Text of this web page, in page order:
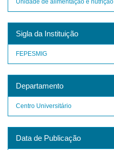
Sigla da Instituição
FEPESMIG
Departamento
Centro Universitário
Data de Publicação